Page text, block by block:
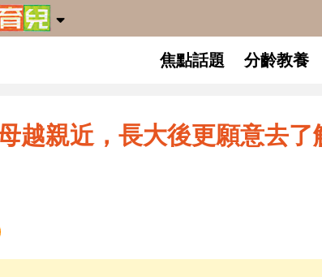
焦點話題 分齡教養
越親近，長大後更願意去了